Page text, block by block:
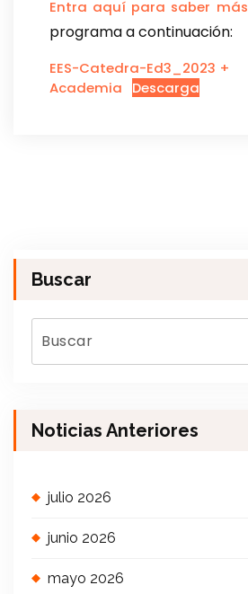
Entra aquí para saber más
programa a continuación:
EES-Catedra-Ed3_2023 +
Academia
Descarga
Buscar
Noticias Anteriores
julio 2026
junio 2026
mayo 2026